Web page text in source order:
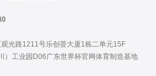
光路1211号乐创荟大厦1栋二单元15F
）工业园D06广东世界杯官网体育制造基地